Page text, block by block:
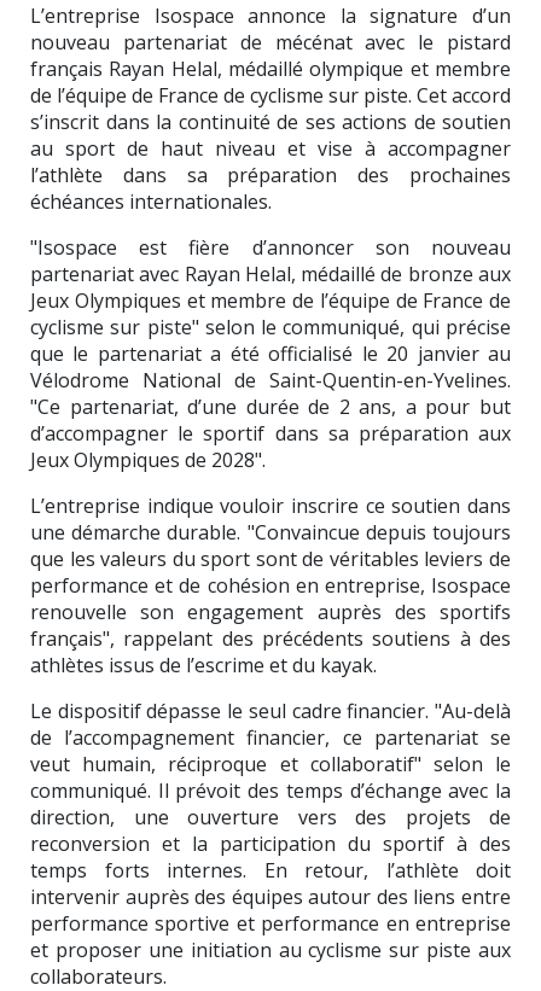
L’entreprise Isospace annonce la signature d’un
nouveau partenariat de mécénat avec le pistard
français Rayan Helal, médaillé olympique et membre
de l’équipe de France de cyclisme sur piste. Cet accord
s’inscrit dans la continuité de ses actions de soutien
au sport de haut niveau et vise à accompagner
l’athlète dans sa préparation des prochaines
échéances internationales.
"Isospace est fière d’annoncer son nouveau
partenariat avec Rayan Helal, médaillé de bronze aux
Jeux Olympiques et membre de l’équipe de France de
cyclisme sur piste" selon le communiqué, qui précise
que le partenariat a été officialisé le 20 janvier au
Vélodrome National de Saint-Quentin-en-Yvelines.
"Ce partenariat, d’une durée de 2 ans, a pour but
d’accompagner le sportif dans sa préparation aux
Jeux Olympiques de 2028".
L’entreprise indique vouloir inscrire ce soutien dans
une démarche durable. "Convaincue depuis toujours
que les valeurs du sport sont de véritables leviers de
performance et de cohésion en entreprise, Isospace
renouvelle son engagement auprès des sportifs
français", rappelant des précédents soutiens à des
athlètes issus de l’escrime et du kayak.
Le dispositif dépasse le seul cadre financier. "Au-delà
de l’accompagnement financier, ce partenariat se
veut humain, réciproque et collaboratif" selon le
communiqué. Il prévoit des temps d’échange avec la
direction, une ouverture vers des projets de
reconversion et la participation du sportif à des
temps forts internes. En retour, l’athlète doit
intervenir auprès des équipes autour des liens entre
performance sportive et performance en entreprise
et proposer une initiation au cyclisme sur piste aux
collaborateurs.